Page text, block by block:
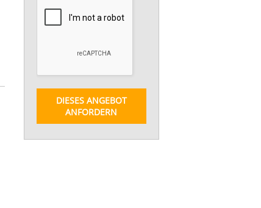
DIESES ANGEBOT
ANFORDERN